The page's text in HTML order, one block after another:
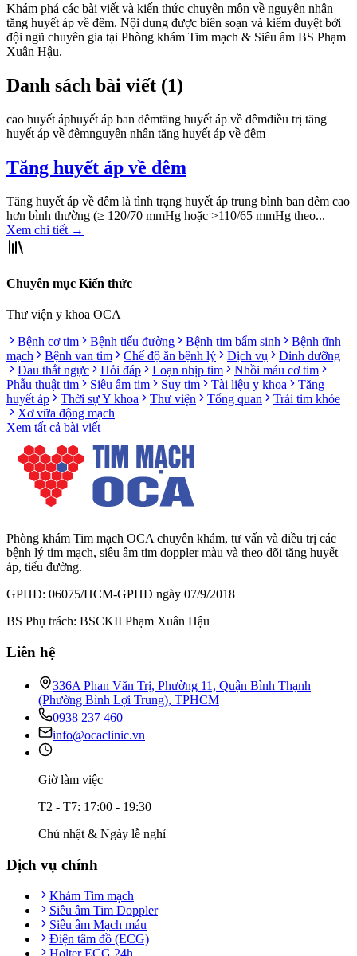
Khám phá các bài viết và kiến thức chuyên môn về nguyên nhân
tăng huyết áp về đêm. Nội dung được biên soạn và kiểm duyệt bởi
đội ngũ chuyên gia tại Phòng khám Tim mạch & Siêu âm BS Phạm
Xuân Hậu.
Danh sách bài viết (1)
cao huyết áphuyết áp ban đêmtăng huyết áp về đêmđiều trị tăng
huyết áp về đêmnguyên nhân tăng huyết áp về đêm
Tăng huyết áp về đêm
Tăng huyết áp về đêm là tình trạng huyết áp trung bình ban đêm cao
hơn bình thường (≥ 120/70 mmHg hoặc >110/65 mmHg theo...
Xem chi tiết →
Chuyên mục Kiến thức
Thư viện y khoa OCA
Bệnh cơ tim
Bệnh tiểu đường Bệnh tim bẩm sinh
Bệnh tĩnh
mạch
Bệnh van tim Chế độ ăn bệnh lý Dịch vụ
Dinh dưỡng
Đau thắt ngực
Hỏi đáp Loạn nhịp tim
Nhồi máu cơ tim
Phẫu thuật tim
Siêu âm tim Suy tim Tài liệu y khoa
Tăng
huyết áp
Thời sự Y khoa Thư viện Tổng quan
Trái tim khỏe
Xơ vữa động mạch
Xem tất cả bài viết
Phòng khám Tim mạch OCA chuyên khám, tư vấn và điều trị các
bệnh lý tim mạch, siêu âm tim doppler màu và theo dõi tăng huyết
áp, tiểu đường.
GPHĐ: 06075/HCM-GPHĐ ngày 07/9/2018
BS Phụ trách: BSCKII Phạm Xuân Hậu
Liên hệ
336A Phan Văn Trị, Phường 11, Quận Bình Thạnh
(Phường Bình Lợi Trung), TPHCM
0938 237 460
info@ocaclinic.vn
Giờ làm việc
T2 - T7: 17:00 - 19:30
Chủ nhật & Ngày lễ nghỉ
Dịch vụ chính
Khám Tim mạch
Siêu âm Tim Doppler
Siêu âm Mạch máu
Điện tâm đồ (ECG)
Holter ECG 24h